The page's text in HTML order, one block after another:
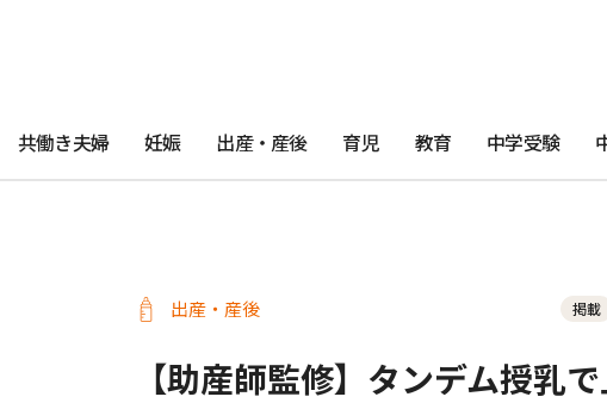
共働き夫婦 妊娠 出産・産後 育児 教育 中学受験
出産・産後 掲載
【助産師監修】タンデム授乳